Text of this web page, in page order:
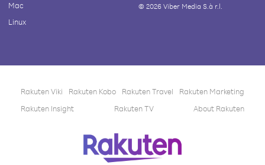
Mac
Linux
© 2026Viber Media S.à r.l.
Rakuten Viki Rakuten Kobo Rakuten Travel
Rakuten Marketing
Rakuten Insight
Rakuten TV About Rakuten